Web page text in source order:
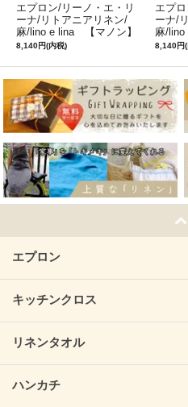
エプロン/リーノ・エ・リ
ーナ/リトアニアリネン/
麻/lino e lina 【マノン】
ミモザ
8,140円(内税)
エプ
ーナ/
麻/
サフラ
8,140円(
エプロン
キッチンクロス
リネンタオル
ハンカチ